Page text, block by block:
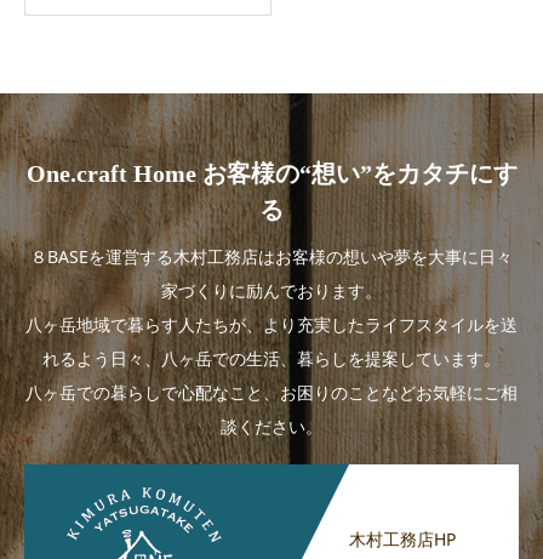
One.craft Home お客様の“想い”をカタチにす
る
８BASEを運営する木村工務店はお客様の想いや夢を大事に日々
家づくりに励んでおります。
八ヶ岳地域で暮らす人たちが、より充実したライフスタイルを送
れるよう日々、八ヶ岳での生活、暮らしを提案しています。
八ヶ岳での暮らしで心配なこと、お困りのことなどお気軽にご相
談ください。
木村工務店HP